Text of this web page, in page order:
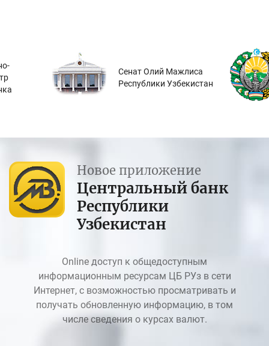
Сенат Олий Мажлиса
Республики Узбекистан
Новое приложение
Центральный банк
Республики
Узбекистан
Online доступ к общедоступным
информационным ресурсам ЦБ РУз в сети
Интернет, с возможностью просматривать и
получать обновленную информацию, в том
числе сведения о курсах валют.